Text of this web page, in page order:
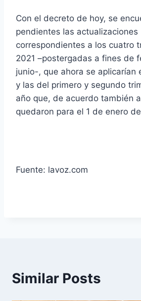
Con el decreto de hoy, se
pendientes las actualizaciones
correspondientes a los cuatro
2021 –postergadas a fines de
junio-, que ahora se aplicarían
y las del primero y segundo
año que, de acuerdo también
quedaron para el 1 de enero
Fuente: lavoz.com
Similar Posts